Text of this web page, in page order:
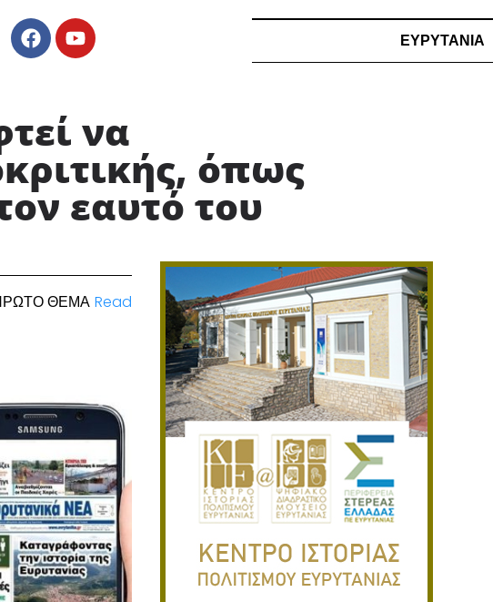
ΕΥΡΥΤΑΝΙΑ
να
όπως
εαυτό του
ΠΡΩΤΟ ΘΕΜΑ Read